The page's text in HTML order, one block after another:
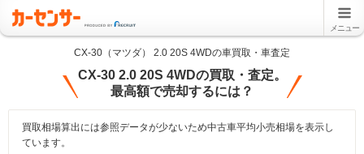
メニュー
CX-30（マツダ） 2.0 20S 4WDの車買取・車査定
CX-30 2.0 20S 4WDの買取・査定。
最高額で売却するには？
買取相場算出には参照データが少ないため中古車平均小売相場を表示し
ています。